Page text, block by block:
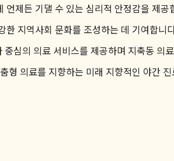
제든 기댈 수 있는 심리적 안정감을 제공
한 지역사회 문화를 조성하는 데 기여합니
심의 의료 서비스를 제공하며 지축동 의
의료를 지향하는 미래 지향적인 야간